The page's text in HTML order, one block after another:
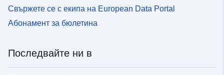
Свържете се с екипа на European Data Portal
Абонамент за бюлетина
Последвайте ни в